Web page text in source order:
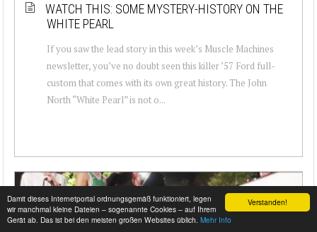
Verstanden!
Damit dieses Internetportal ordnungsgemäß funktioniert, legen
wir manchmal kleine Dateien – sogenannte Cookies – auf Ihrem
Gerät ab. Das ist bei den meisten großen Websites üblich. Mehr Info
WATCH THIS: SOME MYSTERY-HISTORY ON THE
WHITE PEARL
If you saw the lead story in this week’s Muscle Machines
newsletter, you’ve no doubt seen this killer ’57 Ford full-
custom that comes with its own great history. The John
North “White Pearl” is not o...